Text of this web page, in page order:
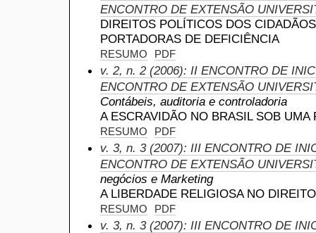
ENCONTRO DE EXTENSÃO
DIREITOS POLÍTICOS DOS
PORTADORAS DE DEFICIÊNCIA
RESUMO PDF
v. 2, n. 2 (2006): II ENCONTRO DE
ENCONTRO DE EXTENSÃO
Contábeis, auditoria e controladoria
A ESCRAVIDÃO NO BRASIL SOB UMA
RESUMO PDF
v. 3, n. 3 (2007): III ENCONTRO DE
ENCONTRO DE EXTENSÃO
negócios e Marketing
A LIBERDADE RELIGIOSA NO
RESUMO PDF
v. 3, n. 3 (2007): III ENCONTRO DE